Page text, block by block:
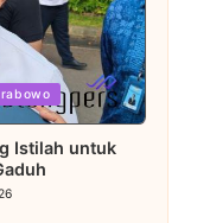
Istilah untuk